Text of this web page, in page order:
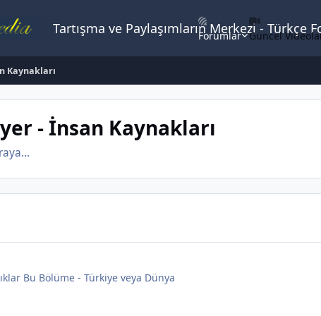
Tartışma ve Paylaşımların Merkezi -
Forumlar Güncel
Kaynakları
- İnsan Kaynakları
Bu Bölüme - Türkiye veya Dünya